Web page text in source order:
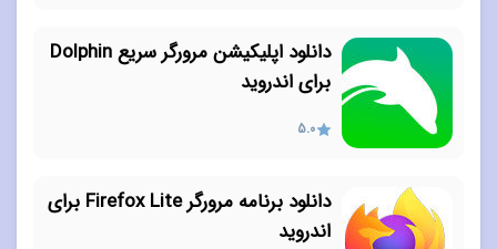
دانلود اپلیکیشن مرورگر سریع Dolphin
برای اندروید
5.0
دانلود برنامه مرورگر Firefox Lite برای
اندروید